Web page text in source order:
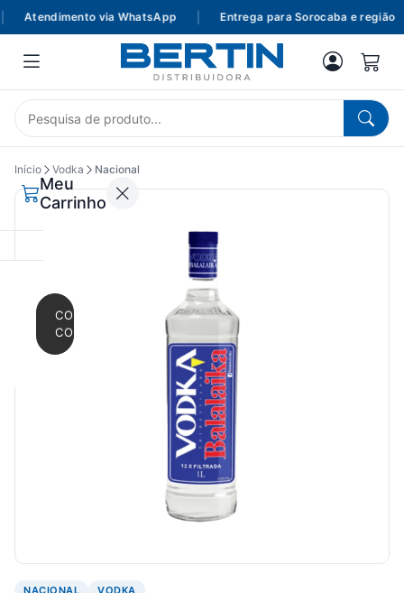
Atendimento via WhatsApp Entrega para Sorocaba e região
Meu
Carrinho
CONTINUAR
COMPRANDO
Início Vodka Nacional
NACIONAL VODKA